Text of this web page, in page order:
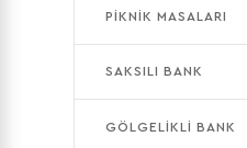
PİKNİK MASALARI
SAKSILI BANK
GÖLGELİKLİ BANK